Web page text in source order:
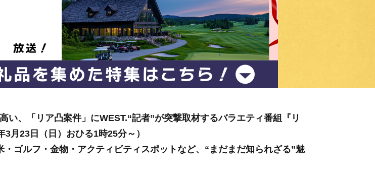
い、「リア凸案件」にWEST.“記者”が突撃取材するバラエティ番組『リ
月23日（日）おひる1時25分～）
ゴルフ・金物・アクティビティスポットなど、“まだまだ知られざる”魅